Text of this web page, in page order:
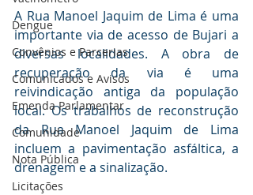
Dengue
Convênios e Parcerias
Comunicados e Avisos
Emenda Parlamentar
Comunidade
Nota Pública
Licitações
A Rua Manoel Jaquim de Lima é uma
importante via de acesso de Bujari a
diversas localidades. A obra de
recuperação da via é uma
reivindicação antiga da população
local. Os trabalhos de reconstrução
da Rua Manoel Jaquim de Lima
incluem a pavimentação asfáltica, a
drenagem e a sinalização.